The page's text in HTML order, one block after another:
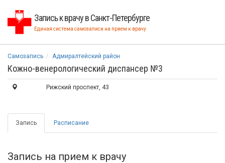
Запись к врачу в Санкт-Петербурге
Единая система самозаписи на прием к врачу
Самозапись Адмиралтейский район
Кожно-венерологический диспансер №3
Рижский проспект, 43
Запись Расписание
Запись на прием к врачу